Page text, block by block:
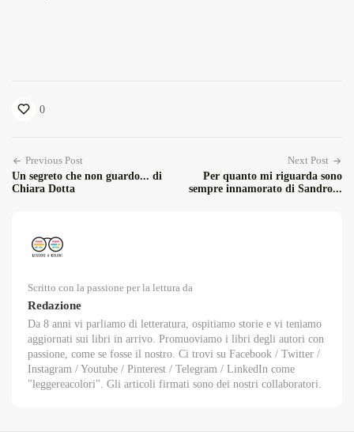
0
Previous Post
Un segreto che non guardo... di
Chiara Dotta
Next Post
Per quanto mi riguarda sono
sempre innamorato di Sandro...
Scritto con la passione per la lettura da
Redazione
Da 8 anni vi parliamo di letteratura, ospitiamo storie e vi teniamo
aggiornati sui libri in arrivo. Promuoviamo i libri degli autori con
passione, come se fosse il nostro. Ci trovi su Facebook / Twitter /
Instagram / Youtube / Pinterest / Telegram / LinkedIn come
"leggereacolori". Gli articoli firmati sono dei nostri collaboratori.